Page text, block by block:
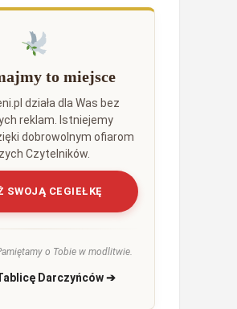
to miejsce
działa dla Was bez
reklam. Istniejemy
dobrowolnym ofiarom
Czytelników.
SWOJĄ CEGIEŁKĘ
o Tobie w modlitwie.
Darczyńców ➔